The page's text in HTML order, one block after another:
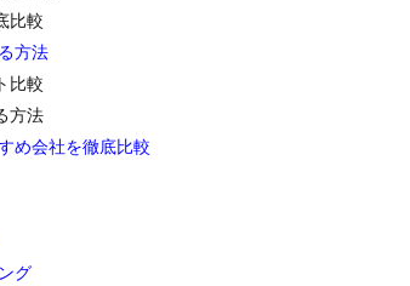
比較
方法
比較
方法
め会社を徹底比較
グ